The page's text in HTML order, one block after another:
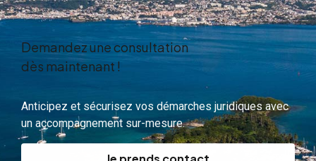
Demandez une consultation
dès maintenant !
Anticipez et sécurisez vos démarches juridiques avec
un accompagnement sur-mesure.